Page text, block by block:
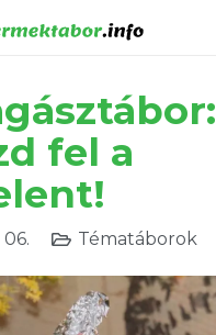
fel a
Tématáborok